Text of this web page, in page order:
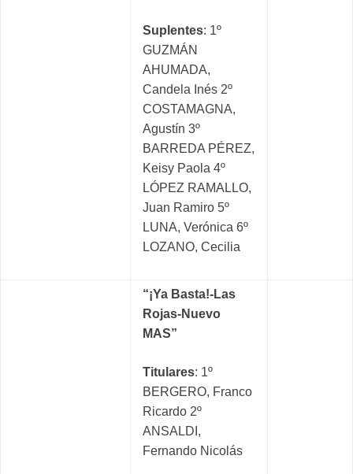
Suplentes: 1º
GUZMÁN
AHUMADA,
Candela Inés 2º
COSTAMAGNA,
Agustín 3º
BARREDA PÉREZ,
Keisy Paola 4º
LÓPEZ RAMALLO,
Juan Ramiro 5º
LUNA, Verónica 6º
LOZANO, Cecilia
“¡Ya Basta!-Las
Rojas-Nuevo
MAS”
Titulares: 1º
BERGERO, Franco
Ricardo 2º
ANSALDI,
Fernando Nicolás